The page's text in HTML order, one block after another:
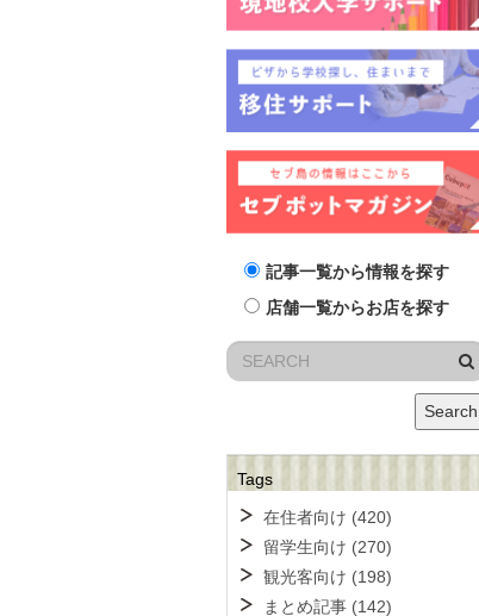
記事一覧から情報を探す
店舗一覧からお店を探す
Search
Tags
在住者向け (420)
留学生向け (270)
観光客向け (198)
まとめ記事 (142)